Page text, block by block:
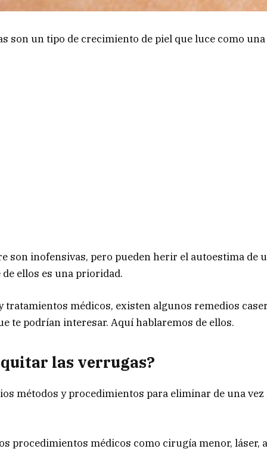
son un tipo de crecimiento de piel que luce como
son inofensivas, pero pueden herir el autoestima de
de ellos es una prioridad.
tratamientos médicos, existen algunos remedios
te podrían interesar. Aquí hablaremos de ellos.
quitar las verrugas?
métodos y procedimientos para eliminar de una vez
procedimientos médicos como cirugía menor, láser,